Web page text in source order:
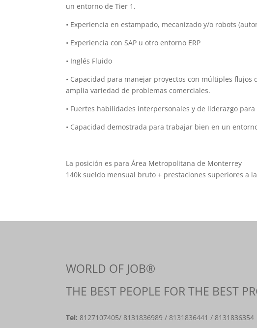
un entorno de Tier 1.
• Experiencia en estampado, mecanizado y/o robots
• Experiencia con SAP u otro entorno ERP
• Inglés Fluido
• Capacidad para manejar proyectos con múltiples
amplia variedad de problemas comerciales.
• Fuertes habilidades interpersonales y de liderazgo
• Capacidad demostrada para trabajar bien en un
La posición es para Área Metropolitana de Monterrey
140k sueldo mensual bruto + prestaciones superiores a
WORLD OF JOB®
THE BEST PEOPLE FOR THE BEST
Tel: 8127107405/ 8131836989 / 8131836441 / 8131836354